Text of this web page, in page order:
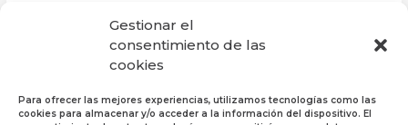
Gestionar el
consentimiento de las
cookies
Para ofrecer las mejores experiencias, utilizamos tecnologías como las
cookies para almacenar y/o acceder a la información del dispositivo. El
1 2